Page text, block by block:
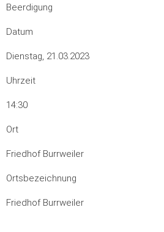
Beerdigung
Datum
Dienstag, 21.03.2023
Uhrzeit
14:30
Ort
Friedhof Burrweiler
Ortsbezeichnung
Friedhof Burrweiler